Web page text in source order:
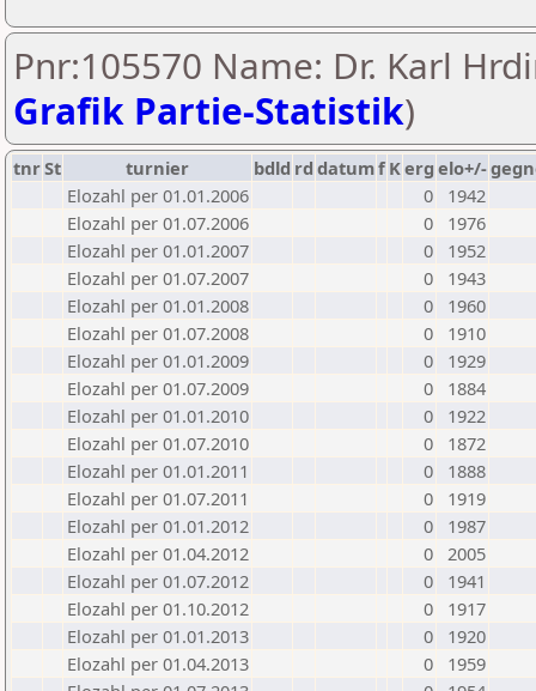
Pnr:105570 Name: Dr. Karl
Grafik Partie-Statistik)
tnrSt turnier bdld rd datumf Kerg elo+/-
Elozahl per 01.01.2006
0
1942
Elozahl per 01.07.2006
0
1976
Elozahl per 01.01.2007
0
1952
Elozahl per 01.07.2007
0
1943
Elozahl per 01.01.2008
0
1960
Elozahl per 01.07.2008
0
1910
Elozahl per 01.01.2009
0
1929
Elozahl per 01.07.2009
0
1884
Elozahl per 01.01.2010
0
1922
Elozahl per 01.07.2010
0
1872
Elozahl per 01.01.2011
0
1888
Elozahl per 01.07.2011
0
1919
Elozahl per 01.01.2012
0
1987
Elozahl per 01.04.2012
0 2005
Elozahl per 01.07.2012
0
1941
Elozahl per 01.10.2012
0
1917
Elozahl per 01.01.2013
0
1920
Elozahl per 01.04.2013
0
1959